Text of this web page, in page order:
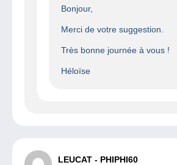
Bonjour,
Merci de votre suggestion.
Très bonne journée à vous !
Héloïse
LEUCAT - PHIPHI60